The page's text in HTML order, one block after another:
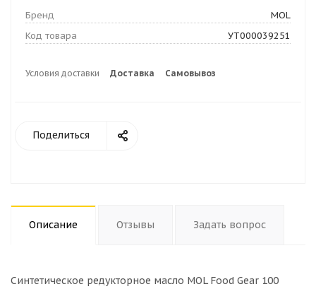
Бренд
MOL
Код товара
УТ000039251
Условия доставки Доставка Самовывоз
Поделиться
Описание Отзывы Задать вопрос
Синтетическое редукторное масло MOL Food Gear 100